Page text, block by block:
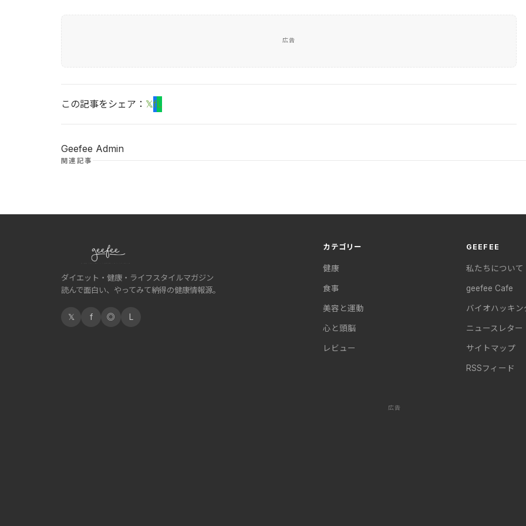
広告
この記事をシェア： 𝕏fL
Geefee Admin
関連記事
ダイエット・健康・ライフスタイルマガジン
読んで面白い、やってみて納得の健康情報源。
𝕏 f ◎ L
カテゴリー
健康
食事
美容と運動
心と頭脳
レビュー
GEEFEE
私たちについて
geefee Cafe
バイオハッキン
ニュースレター
サイトマップ
RSSフィード
広告